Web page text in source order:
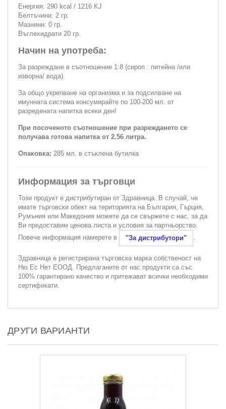
Енергия: 290 kcal / 1216 KJ
Белтъчини: 2 гр.
Мазнини: 0 гр.
Въглехидрати 20 гр.
Начин на употреба:
За разреждане в съотношение 1:8 (сироп : питейна /или
изворна/ вода).
За общо укрепване на организма и за подсилване на
имунната система консумирайте по 100-200 мл. от
разредената напитка всеки ден!
При посоченото съотношение при разреждането се
получава готова напитка от 2.56 литра.
Опаковка: 285 мл. в стъклена бутилка
Информация за търговци
Този продукт е дистрибутиран от Здравница. В случай, че
имате търговски обект на територията на България, Гърция,
Румъния или Македония можете да се свържете с нас, за да
Ви предоставим ценова листа и условия за партньорство.
Повече информация намерете в
"За дистрибутори" .
Здравница е регистрирана търговска марка собственост на
Ню Ес Нет ЕООД. Предлаганите от нас продукти са със
100% гарантирано качество и притежават всички необходими
сертификати.
ДРУГИ ВАРИАНТИ